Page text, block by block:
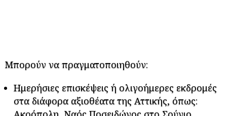
Μπορούν να πραγματοποιηθούν:
Ημερήσιες επισκέψεις ή ολιγοήμερες εκδρομές
στα διάφορα αξιοθέατα της Αττικής, όπως: